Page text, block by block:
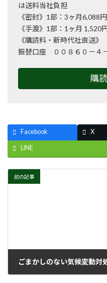
は送料当社負担
《密封》1部：3ヶ月6,088円
《手渡》1部：1ヶ月 1,520
《購読料・新時代社直送》
振替口座 ００８６０－４
購
Facebook X
LINE
前の記事